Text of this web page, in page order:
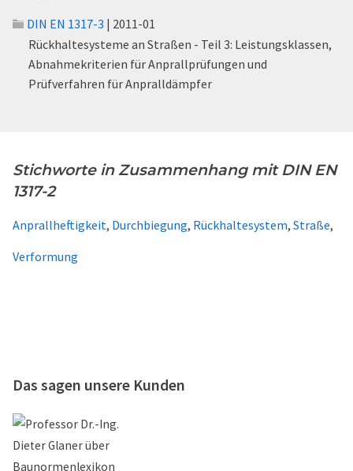
DIN EN 1317-3 | 2011-01
Rückhaltesysteme an Straßen - Teil 3: Leistungsklassen,
Abnahmekriterien für Anprallprüfungen und
Prüfverfahren für Anpralldämpfer
Stichworte in Zusammenhang mit DIN EN
1317-2
Anprallheftigkeit, Durchbiegung, Rückhaltesystem, Straße,
Verformung
Das sagen unsere Kunden